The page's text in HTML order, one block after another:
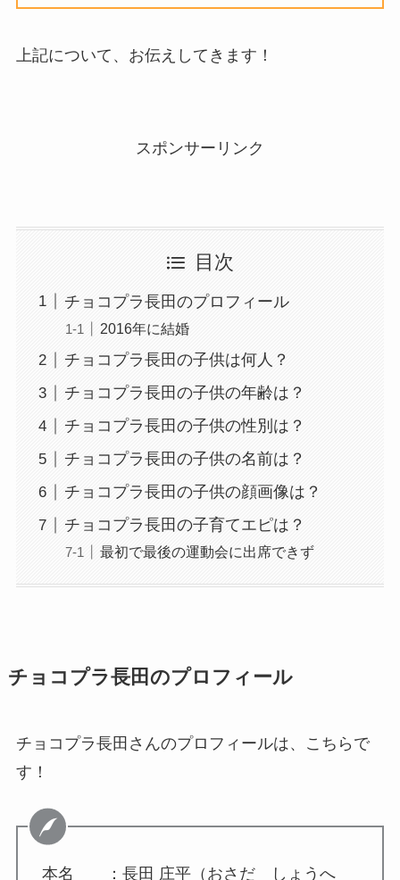
上記について、お伝えしてきます！
スポンサーリンク
目次
チョコプラ長田のプロフィール
2016年に結婚
チョコプラ長田の子供は何人？
チョコプラ長田の子供の年齢は？
チョコプラ長田の子供の性別は？
チョコプラ長田の子供の名前は？
チョコプラ長田の子供の顔画像は？
チョコプラ長田の子育てエピは？
最初で最後の運動会に出席できず
チョコプラ長田のプロフィール
チョコプラ長田さんのプロフィールは、こちらで
す！
本名 ：長田 庄平（おさだ しょうへ